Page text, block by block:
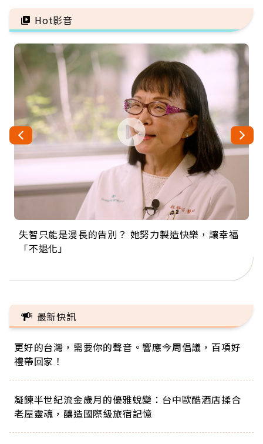
Hot影音
失智只能是漫長的告別？ 她努力製造快樂，讓幸福
「不退化」
來自剛果的巧克力神父 為台灣奉獻36年 「台灣是我
的家，我連作夢都講台語！」
63歲卸矽谷副總、搬回台灣找快樂！「蛋黃哥小
丑」走進安養院，逗樂上萬爺奶：退休後才開始真
104歲打破金氏世界紀錄 成為全球最年長羽球選
手，分享長壽的秘密原來是「這個」
事業巔峰他選擇追夢…黑手阿伯拉小提琴還登上小
巨蛋！連CNN都大讚！
最新快訊
更好的台灣，需要你的聲音。響應今周倡議，百項好
禮帶回家！
凝鍊半世紀流金歲月的優雅蛻變：台中歐酷酒店揉合
老屋靈魂，釀造國際級旅宿記憶